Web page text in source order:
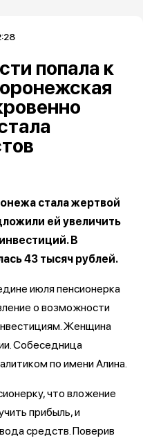
попала к
стала жертвой
ей увеличить
В
43 тысяч рублей.
июля пенсионерка
о возможности
Женщина
Собеседница
по имени Алина.
что вложение
прибыль, и
средств. Поверив